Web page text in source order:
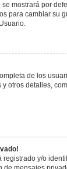
mostrará por
para cambiar su
de los
otros detalles,
registrado y/o